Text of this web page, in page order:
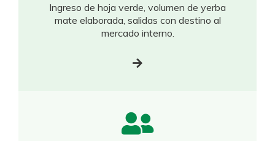
Ingreso de hoja verde, volumen de yerba
mate elaborada, salidas con destino al
mercado interno.